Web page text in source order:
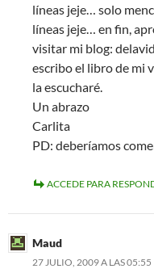
líneas jeje… solo
líneas jeje… en fin,
visitar mi blog:
escribo el libro de mi
la escucharé.
Un abrazo
Carlita
PD: deberíamos
ACCEDE PARA
Maud
27 JULIO, 2009 A LAS 05:55